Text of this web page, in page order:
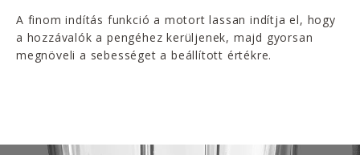
A finom indítás funkció a motort lassan indítja el, hogy
a hozzávalók a pengéhez kerüljenek, majd gyorsan
megnöveli a sebességet a beállított értékre.